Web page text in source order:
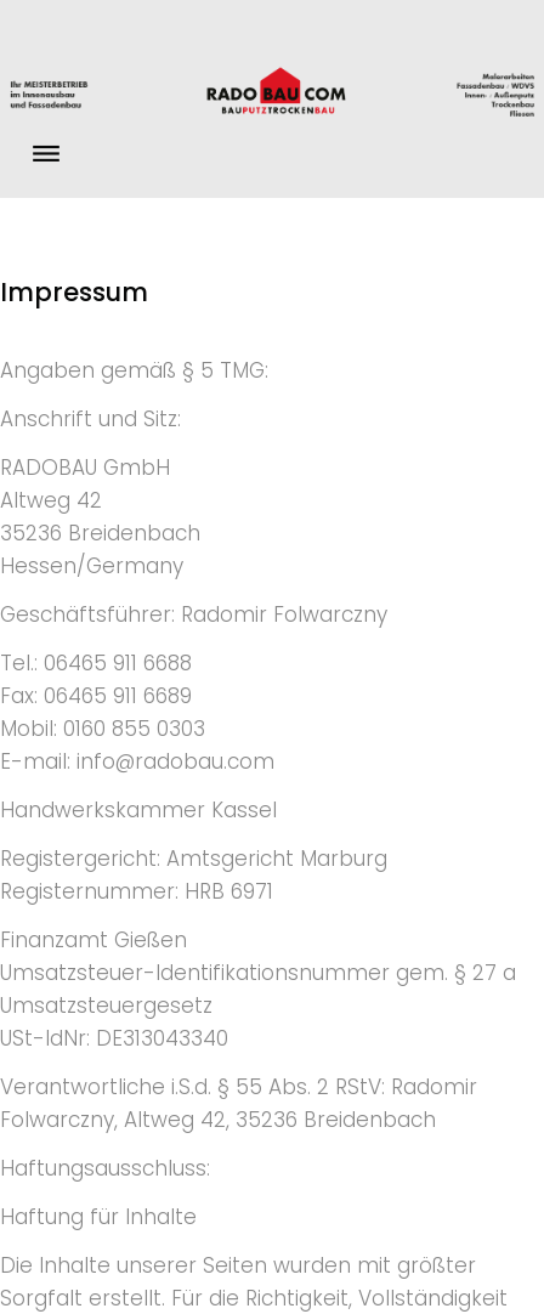
p
n
t
n
t
I
m
p
r
e
s
s
u
m
Impressum
Angaben gemäß § 5 TMG:
Anschrift und Sitz:
RADOBAU GmbH
Altweg 42
35236 Breidenbach
Hessen/Germany
Geschäftsführer: Radomir Folwarczny
Tel.: 06465 911 6688
Fax: 06465 911 6689
Mobil: 0160 855 0303
E-mail: info@radobau.com
Handwerkskammer Kassel
Registergericht: Amtsgericht Marburg
Registernummer: HRB 6971
Finanzamt Gießen
Umsatzsteuer-Identifikationsnummer gem. § 27 a
Umsatzsteuergesetz
USt-IdNr: DE313043340
Verantwortliche i.S.d. § 55 Abs. 2 RStV: Radomir
Folwarczny, Altweg 42, 35236 Breidenbach
Haftungsausschluss:
Haftung für Inhalte
Die Inhalte unserer Seiten wurden mit größter
Sorgfalt erstellt. Für die Richtigkeit, Vollständigkeit